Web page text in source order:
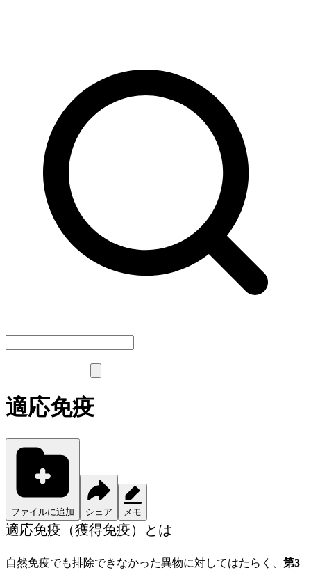
適応免疫
ファイルに追加 シェア メモ
適応免疫（獲得免疫）とは
自然免疫でも排除できなかった異物に対してはたらく、 第3